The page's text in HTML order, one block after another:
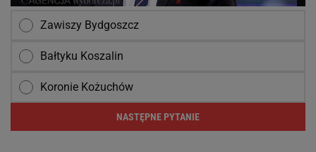
Zawiszy Bydgoszcz
Bałtyku Koszalin
Koronie Kożuchów
NASTĘPNE PYTANIE